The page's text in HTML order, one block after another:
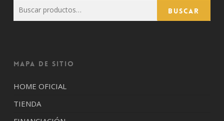
por:
Buscar
Mapa de sitio
HOME OFICIAL
TIENDA